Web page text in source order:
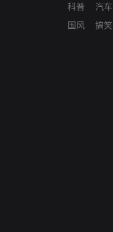
科普
国风
汽车
搞笑